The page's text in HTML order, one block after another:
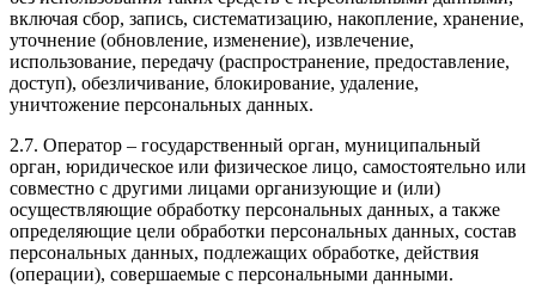
включая сбор, запись, систематизацию, накопление, хранение,
уточнение (обновление, изменение), извлечение,
использование, передачу (распространение, предоставление,
доступ), обезличивание, блокирование, удаление,
уничтожение персональных данных.
2.7. Оператор – государственный орган, муниципальный
орган, юридическое или физическое лицо, самостоятельно или
совместно с другими лицами организующие и (или)
осуществляющие обработку персональных данных, а также
определяющие цели обработки персональных данных, состав
персональных данных, подлежащих обработке, действия
(операции), совершаемые с персональными данными.